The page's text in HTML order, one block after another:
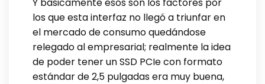
los que esta interfaz no llegó a triunfar en
el mercado de consumo quedándose
relegado al empresarial; realmente la idea
de poder tener un SSD PCIe con formato
estándar de 2,5 pulgadas era muy buena,